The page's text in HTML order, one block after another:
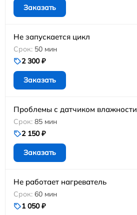
Заказать
Не запускается цикл
50 мин
2 300 ₽
Заказать
Проблемы с датчиком влажности
85 мин
2 150 ₽
Заказать
Не работает нагреватель
60 мин
1 050 ₽